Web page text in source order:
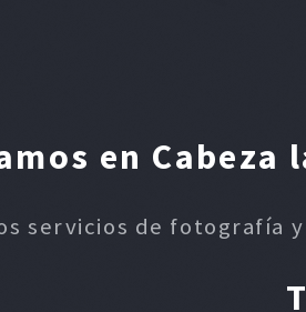
en
servicios de fotografía